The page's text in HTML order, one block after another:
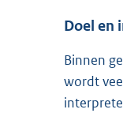
Doel en
Binnen
wordt